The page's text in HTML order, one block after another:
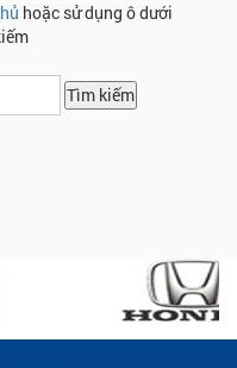
hoặc sử dụng ô dưới